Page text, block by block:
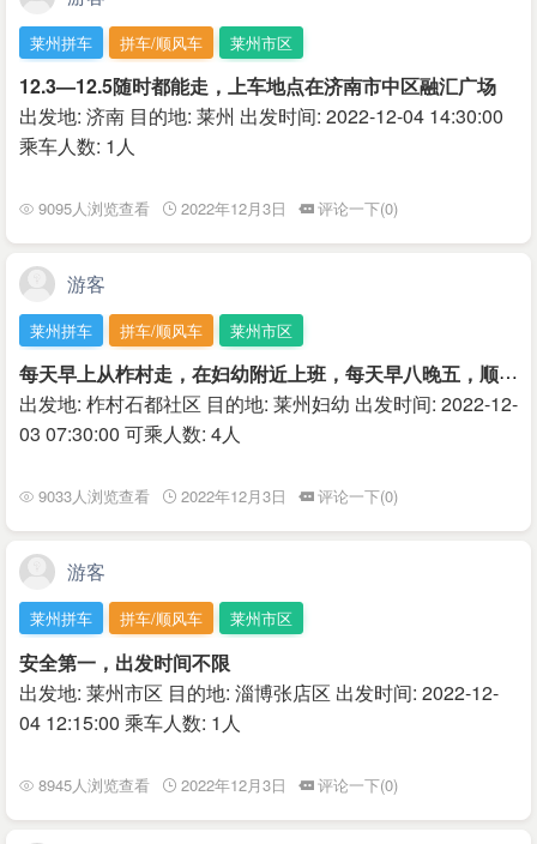
莱州拼车 拼车/顺风车 莱州市区
12.3—12.5随时都能走，上车地点在济南市中区融汇广场
出发地: 济南 目的地: 莱州 出发时间: 2022-12-04 14:30:00
乘车人数: 1人
9095人浏览查看 2022年12月3日 评论一下(0)
游客
莱州拼车 拼车/顺风车 莱州市区
每
天早上从柞村走，在妇幼附近上班，每天早八晚五，顺路的可以拼车，出个油钱，比出租便宜，公交价
出发地: 柞村石都社区 目的地: 莱州妇幼 出发时间: 2022-12-
03 07:30:00 可乘人数: 4人
9033人浏览查看 2022年12月3日 评论一下(0)
游客
莱州拼车 拼车/顺风车 莱州市区
安全第一，出发时间不限
出发地: 莱州市区 目的地: 淄博张店区 出发时间: 2022-12-
04 12:15:00 乘车人数: 1人
8945人浏览查看 2022年12月3日 评论一下(0)